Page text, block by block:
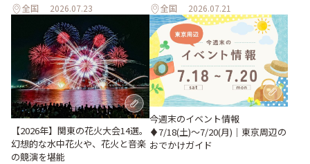
全国 2026.07.23 全国 2026.07.21
【2026年】関東の花火大会14選。
幻想的な水中花火や、花火と音楽
の競演を堪能
今週末のイベント情報
♦︎7/18(土)〜7/20(月)｜東京周辺の
おでかけガイド